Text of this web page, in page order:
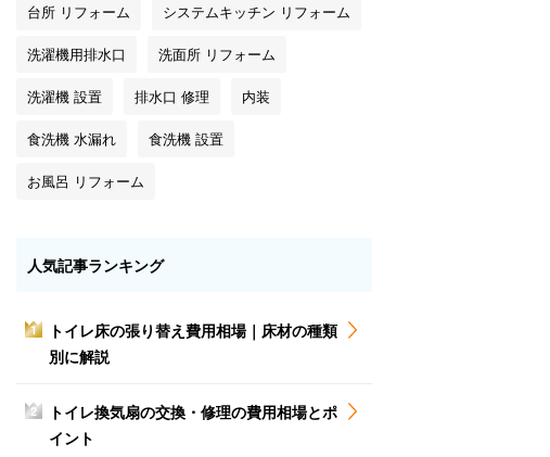
台所 リフォーム システムキッチン リフォーム
洗濯機用排水口 洗面所 リフォーム
洗濯機 設置 排水口 修理 内装
食洗機 水漏れ 食洗機 設置
お風呂 リフォーム
人気記事ランキング
1
トイレ床の張り替え費用相場｜床材の種類
別に解説
2
トイレ換気扇の交換・修理の費用相場とポ
イント